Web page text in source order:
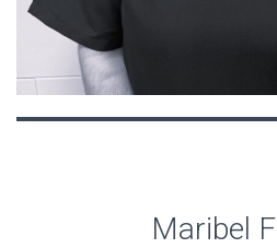
Maribel